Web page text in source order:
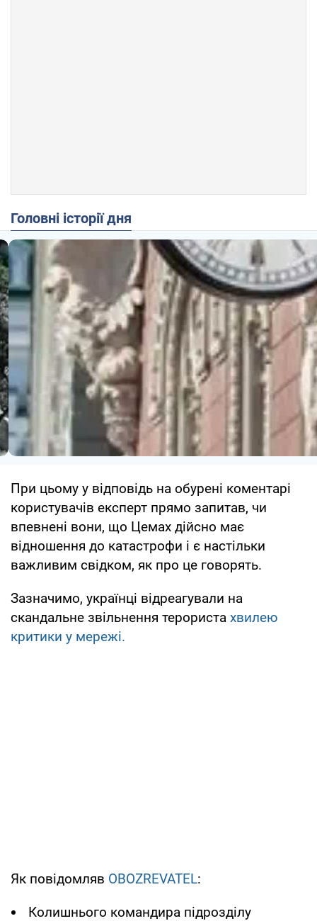
Головні історії дня
При цьому у відповідь на обурені коментарі
користувачів експерт прямо запитав, чи
впевнені вони, що Цемах дійсно має
відношення до катастрофи і є настільки
важливим свідком, як про це говорять.
Зазначимо, українці відреагували на
скандальне звільнення терориста хвилею
критики у мережі.
Як повідомляв OBOZREVATEL:
Колишнього командира підрозділу